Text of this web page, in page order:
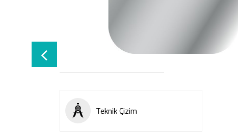
Teknik Çizim